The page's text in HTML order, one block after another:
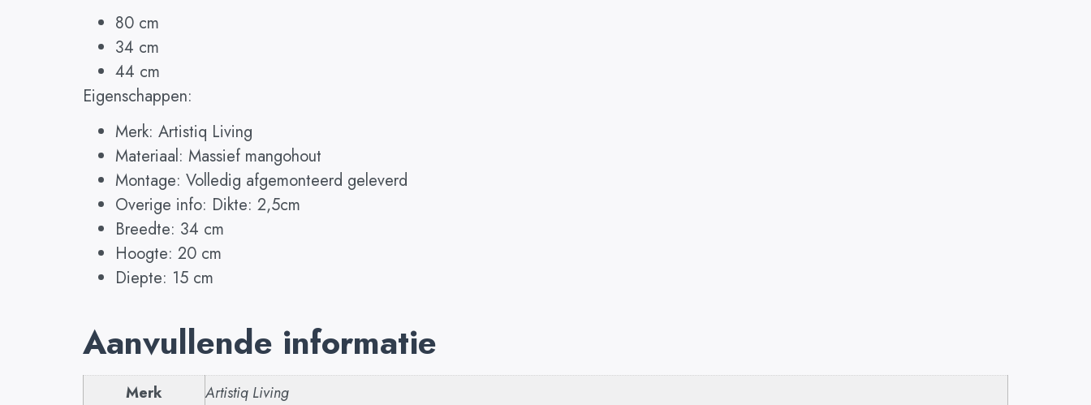
80 cm
34 cm
44 cm
Eigenschappen:
Merk: Artistiq Living
Materiaal: Massief mangohout
Montage: Volledig afgemonteerd geleverd
Overige info: Dikte: 2,5cm
Breedte: 34 cm
Hoogte: 20 cm
Diepte: 15 cm
Aanvullende informatie
Merk
Artistiq Living